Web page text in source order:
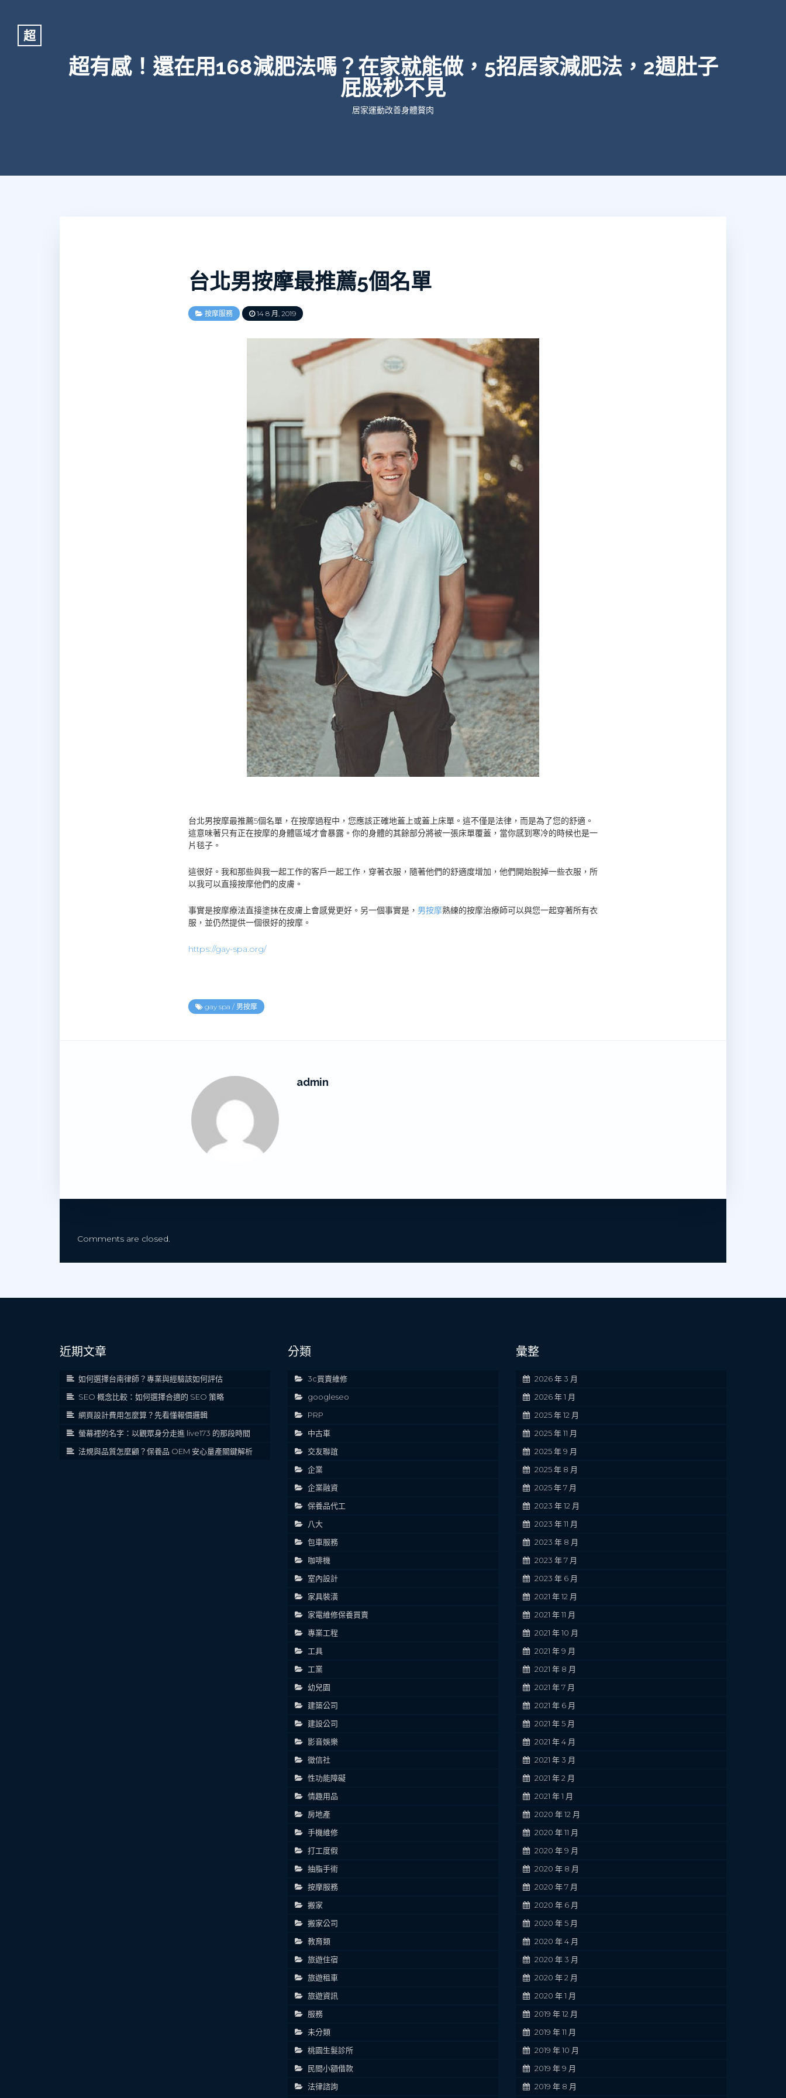
超
超有感！還在用168減肥法嗎？在家就能做，5招居家減肥法，2週肚子
屁股秒不見
居家運動改善身體贅肉
台北男按摩最推薦5個名單
按摩服務 14 8 月, 2019
台北男按摩最推薦5個名單，在按摩過程中，您應該正確地蓋上或蓋上床單。這不僅是法律，而是為了您的舒適。
這意味著只有正在按摩的身體區域才會暴露。你的身體的其餘部分將被一張床單覆蓋，當你感到寒冷的時候也是一
片毯子。
這很好。我和那些與我一起工作的客戶一起工作，穿著衣服，隨著他們的舒適度增加，他們開始脫掉一些衣服，所
以我可以直接按摩他們的皮膚。
事實是按摩療法直接塗抹在皮膚上會感覺更好。另一個事實是， 男按摩熟練的按摩治療師可以與您一起穿著所有衣
服，並仍然提供一個很好的按摩。
https://gay-spa.org/
gay spa / 男按摩
admin
Comments are closed.
近期文章
如何選擇台南律師？專業與經驗該如何評估
SEO 概念比較：如何選擇合適的 SEO 策略
網頁設計費用怎麼算？先看懂報價邏輯
螢幕裡的名字：以觀眾身分走進 live173 的那段時間
法規與品質怎麼顧？保養品 OEM 安心量產關鍵解析
分類
3c買賣維修
googleseo
PRP
中古車
交友聯誼
企業
企業融資
保養品代工
八大
包車服務
咖啡機
室內設計
家具裝潢
家電維修保養買賣
專業工程
工具
工業
幼兒園
建築公司
建設公司
影音娛樂
徵信社
性功能障礙
情趣用品
房地產
手機維修
打工度假
抽脂手術
按摩服務
搬家
搬家公司
教育類
旅遊住宿
旅遊租車
旅遊資訊
服務
未分類
桃園生髮診所
民間小額借款
法律諮詢
彙整
2026 年 3 月
2026 年 1 月
2025 年 12 月
2025 年 11 月
2025 年 9 月
2025 年 8 月
2025 年 7 月
2023 年 12 月
2023 年 11 月
2023 年 8 月
2023 年 7 月
2023 年 6 月
2021 年 12 月
2021 年 11 月
2021 年 10 月
2021 年 9 月
2021 年 8 月
2021 年 7 月
2021 年 6 月
2021 年 5 月
2021 年 4 月
2021 年 3 月
2021 年 2 月
2021 年 1 月
2020 年 12 月
2020 年 11 月
2020 年 9 月
2020 年 8 月
2020 年 7 月
2020 年 6 月
2020 年 5 月
2020 年 4 月
2020 年 3 月
2020 年 2 月
2020 年 1 月
2019 年 12 月
2019 年 11 月
2019 年 10 月
2019 年 9 月
2019 年 8 月